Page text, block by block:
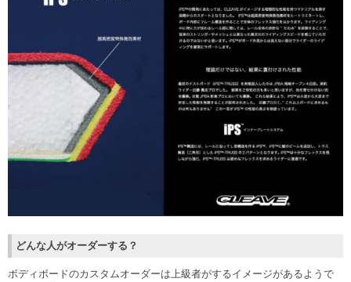
どんな人がオーダーする？
ボディボードのカスタムオーダーは上級者がするイメージがあるようで